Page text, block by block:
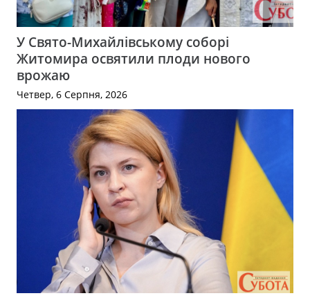
У Свято-Михайлівському соборі
Житомира освятили плоди нового
врожаю
Четвер, 6 Серпня, 2026